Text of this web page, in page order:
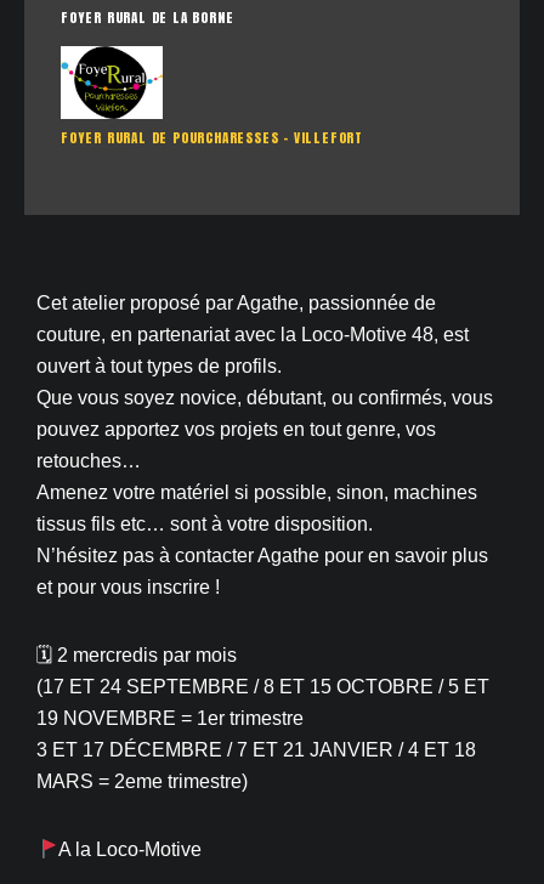
FOYER RURAL DE LA BORNE
FOYER RURAL DE POURCHARESSES - VILLEFORT
Cet atelier proposé par Agathe, passionnée de
couture, en partenariat avec la Loco-Motive 48, est
ouvert à tout types de profils.
Que vous soyez novice, débutant, ou confirmés, vous
pouvez apportez vos projets en tout genre, vos
retouches…
Amenez votre matériel si possible, sinon, machines
tissus fils etc… sont à votre disposition.
N’hésitez pas à contacter Agathe pour en savoir plus
et pour vous inscrire !
🗓 2 mercredis par mois
(17 ET 24 SEPTEMBRE / 8 ET 15 OCTOBRE / 5 ET
19 NOVEMBRE = 1er trimestre
3 ET 17 DÉCEMBRE / 7 ET 21 JANVIER / 4 ET 18
MARS = 2eme trimestre)
A la Loco-Motive